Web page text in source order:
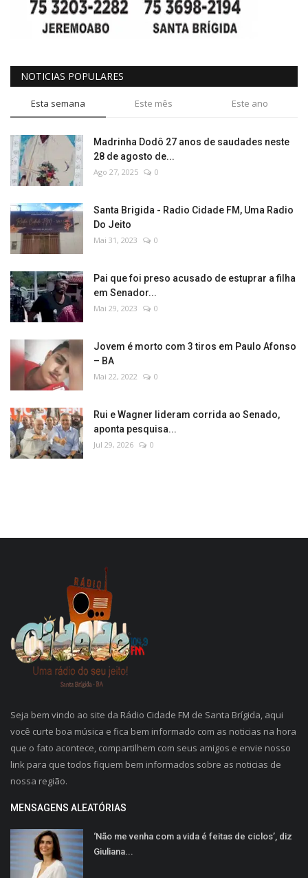
NOTICIAS POPULARES
Esta semana Este mês Este ano
Madrinha Dodô 27 anos de saudades neste
28 de agosto de...
Ago 27, 2025 0
Santa Brigida - Radio Cidade FM, Uma Radio
Do Jeito
Mai 31, 2023 0
Pai que foi preso acusado de estuprar a filha
em Senador...
Mai 29, 2023 0
Jovem é morto com 3 tiros em Paulo Afonso
– BA
Mai 22, 2022 0
Rui e Wagner lideram corrida ao Senado,
aponta pesquisa...
Jul 29, 2026 0
Seja bem vindo ao site da Rádio Cidade FM de Santa Brígida, aqui
você curte boa música e fica bem informado com as noticias na hora
que o fato acontece, compartilhem com seus amigos e envie nosso
link para que todos fiquem bem informados sobre as noticias de
nossa região.
MENSAGENS ALEATÓRIAS
‘Não me venha com a vida é feitas de ciclos’, diz
Giuliana...